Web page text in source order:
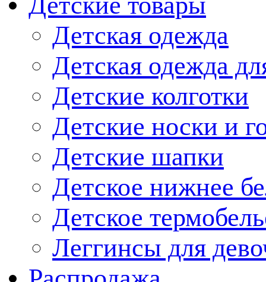
Детская одежда
Детская одежда
Детские колготки
Детские носки и
Детские шапки
Детское нижнее
Детское
Леггинсы для